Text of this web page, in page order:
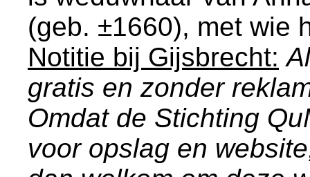
(geb. ±1660), met wie
Notitie bij Gijsbrecht:
gratis en zonder
Omdat de Stichting
voor opslag en